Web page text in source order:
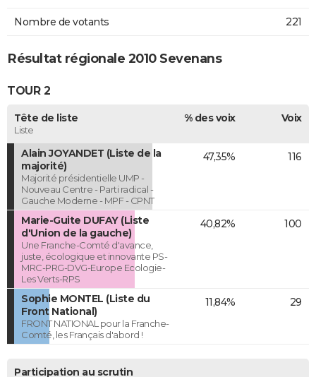
Nombre de votants 221
Résultat régionale 2010 Sevenans
TOUR 2
Tête de liste
Liste
% des voix Voix
Alain JOYANDET (Liste de la
majorité)
Majorité présidentielle UMP -
Nouveau Centre - Parti radical -
Gauche Moderne - MPF - CPNT
47,35% 116
Marie-Guite DUFAY (Liste
d'Union de la gauche)
Une Franche-Comté d'avance,
juste, écologique et innovante PS-
MRC-PRG-DVG-Europe Ecologie-
Les Verts-RPS
40,82% 100
Sophie MONTEL (Liste du
Front National)
FRONT NATIONAL pour la Franche-
Comté, les Français d'abord !
11,84% 29
Participation au scrutin